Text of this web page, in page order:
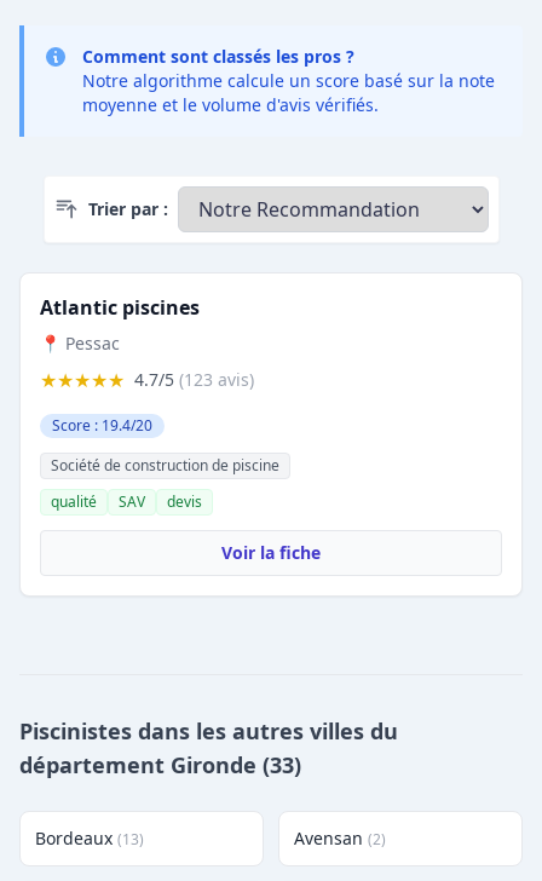
Comment sont classés les pros ?
Notre algorithme calcule un score basé sur la note
moyenne et le volume d'avis vérifiés.
Trier par :
Atlantic piscines
📍 Pessac
★★★★★ 4.7/5 (123 avis)
Score : 19.4/20
Société de construction de piscine
qualité
SAV devis
Voir la fiche
Piscinistes dans les autres villes du
département Gironde (33)
Bordeaux (13) Avensan (2)